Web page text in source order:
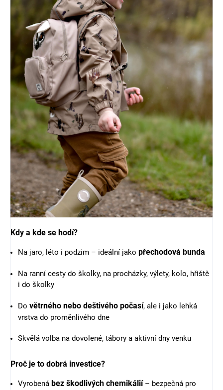
Kdy a kde se hodí?
Na jaro, léto i podzim – ideální jako přechodová bunda
Na ranní cesty do školky, na procházky, výlety, kolo, hřiště
i do školky
Do větrného nebo deštivého počasí, ale i jako lehká
vrstva do proměnlivého dne
Skvělá volba na dovolené, tábory a aktivní dny venku
Proč je to dobrá investice?
Vyrobená bez škodlivých chemikálií– bezpečná pro